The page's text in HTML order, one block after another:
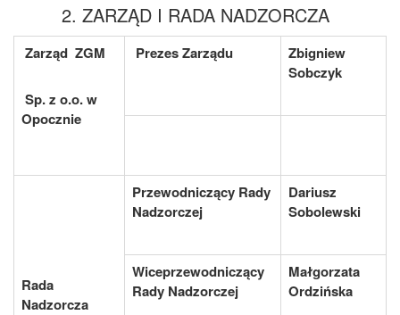
2. ZARZĄD I RADA NADZORCZA
Zarząd ZGM
Sp. z o.o. w
Opocznie
Prezes Zarządu
Zbigniew
Sobczyk
Rada
Nadzorcza
Przewodniczący Rady
Nadzorczej
Dariusz
Sobolewski
Wiceprzewodniczący
Rady Nadzorczej
Małgorzata
Ordzińska